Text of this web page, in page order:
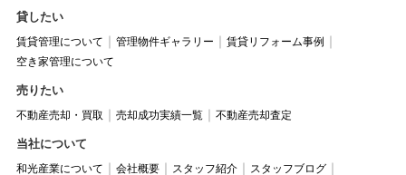
貸したい
賃貸管理について 管理物件ギャラリー
賃貸リフォーム事例
空き家管理について
売りたい
不動産売却・買取 売却成功実績一覧 不動産売却査定
当社について
和光産業について 会社概要 スタッフ紹介
スタッフブログ